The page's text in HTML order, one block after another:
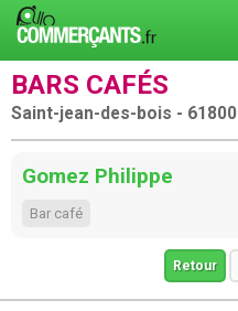
BARS CAFÉS
Saint-jean-des-bois - 61800
Gomez Philippe
Bar café
Retour